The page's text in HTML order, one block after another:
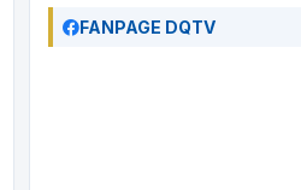
FANPAGE DQTV